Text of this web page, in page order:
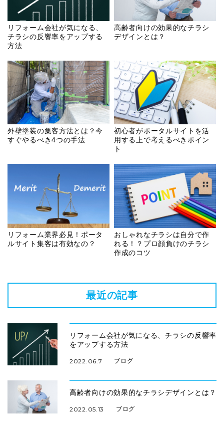
リフォーム会社が気になる、
チラシの反響率をアップする
方法
高齢者向けの効果的なチラシ
デザインとは？
外壁塗装の集客方法とは？今
すぐやるべき4つの手法
初心者がポータルサイトを活
用する上で考えるべきポイン
ト
リフォーム業界必見！ポータ
ルサイト集客は有効なの？
おしゃれなチラシは自分で作
れる！？プロ顔負けのチラシ
作成のコツ
最近の記事
リフォーム会社が気になる、チラシの反響率
をアップする方法
2022.06.7 ブログ
高齢者向けの効果的なチラシデザインとは？
2022.05.13 ブログ